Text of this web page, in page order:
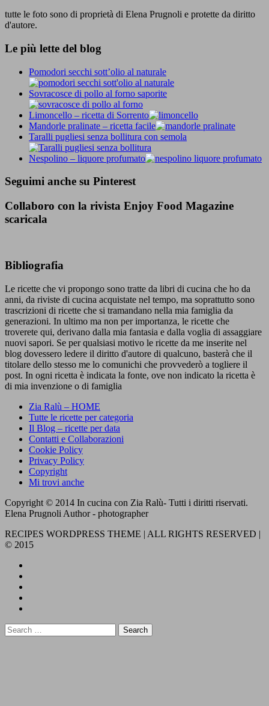
tutte le foto sono di proprietà di Elena Prugnoli e protette da diritto
d'autore.
Le più lette del blog
Pomodori secchi sott’olio al naturale
Sovracosce di pollo al forno saporite
Limoncello – ricetta di Sorrento
Mandorle pralinate – ricetta facile
Taralli pugliesi senza bollitura con semola
Nespolino – liquore profumato
Seguimi anche su Pinterest
Collaboro con la rivista Enjoy Food Magazine
scaricala
Bibliografia
Le ricette che vi propongo sono tratte da libri di cucina che ho da
anni, da riviste di cucina acquistate nel tempo, ma soprattutto sono
trascrizioni di ricette che si tramandano nella mia famiglia da
generazioni. In ultimo ma non per importanza, le ricette che
troverete qui, derivano dalla mia fantasia e dalla voglia di assaggiare
nuovi sapori. Se per qualsiasi motivo le ricette da me inserite nel
blog dovessero ledere il diritto d'autore di qualcuno, basterà che il
titolare dello stesso me lo comunichi che provvederò a togliere il
post. In ogni ricetta è indicata la fonte, ove non indicato la ricetta è
di mia invenzione o di famiglia
Zia Ralù – HOME
Tutte le ricette per categoria
Il Blog – ricette per data
Contatti e Collaborazioni
Cookie Policy
Privacy Policy
Copyright
Mi trovi anche
Copyright © 2014 In cucina con Zia Ralù- Tutti i diritti riservati.
Elena Prugnoli Author - photographer
RECIPES WORDPRESS THEME | ALL RIGHTS RESERVED |
© 2015